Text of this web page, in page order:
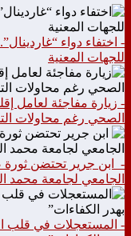
- اختفاء دواء
للجهات المعنية
- زيارة مفاجئة لعامل
الصحي رغم محاولات
- ابن جرير تحتضن ثورة
الجامعي لجامعة محمد
- المستعجلات في قلب